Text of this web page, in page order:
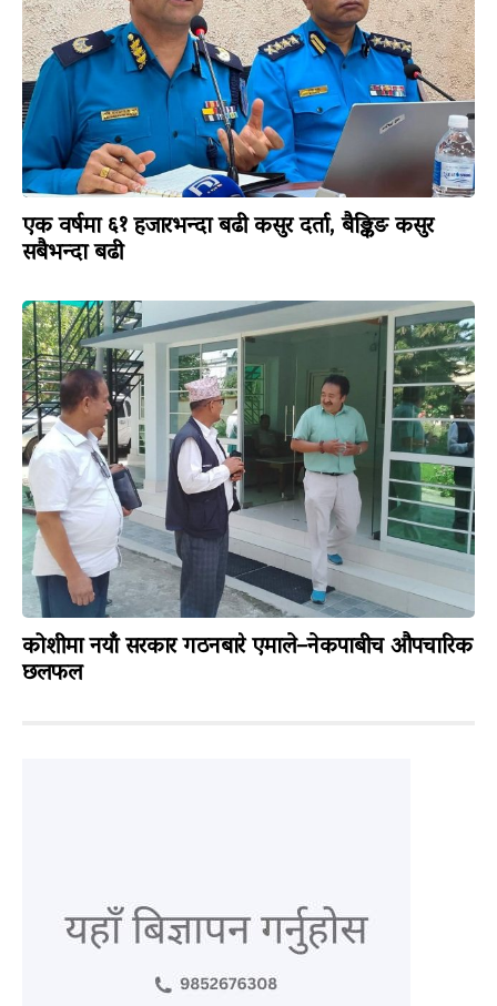
एक वर्षमा ६१ हजारभन्दा बढी कसुर दर्ता, बैङ्किङ कसुर
सबैभन्दा बढी
कोशीमा नयाँ सरकार गठनबारे एमाले–नेकपाबीच औपचारिक
छलफल